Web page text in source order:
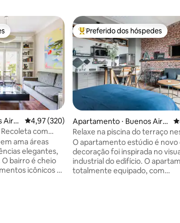
avaliações
Aire
4,97 de uma avaliação média de 5, 320
4,97 (320)
com
ama áreas
elegantes,
bairro é cheio
icônicos e
Entre os melhores preferidos
Preferido dos hóspedes
Apartamento ⋅ Buenos Aire
s
Relaxe na piscina do terraço
estúdio moderno
O apartamento estúdio é novo
decoração foi inspirada no
industrial do edifício. O apartamento está
totalmente equipado, com